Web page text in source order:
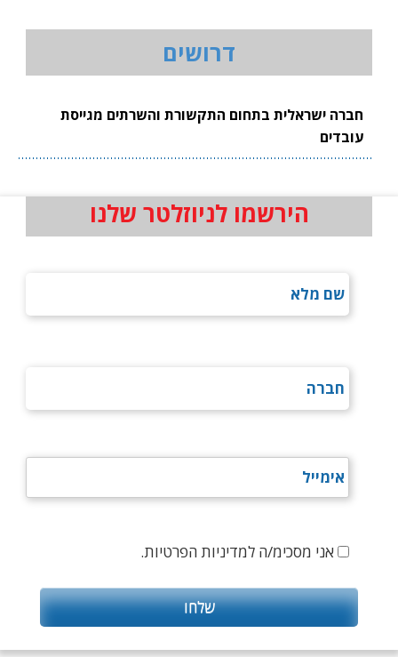
דרושים
חברה ישראלית בתחום התקשורת והשרתים מגייסת
עובדים
הירשמו לניוזלטר שלנו
אני מסכימ/ה למדיניות הפרטיות.